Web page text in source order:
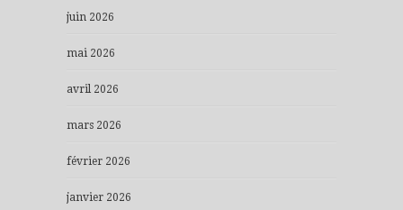
juin 2026
mai 2026
avril 2026
mars 2026
février 2026
janvier 2026